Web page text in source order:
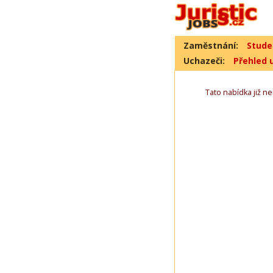
Zaměstnání:
Uchazeči:
Přehled
Tato nabídka již